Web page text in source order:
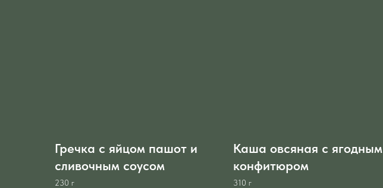
Гречка с яйцом пашот и
сливочным соусом
230 г
Каша овсяная с ягодным
конфитюром
310 г